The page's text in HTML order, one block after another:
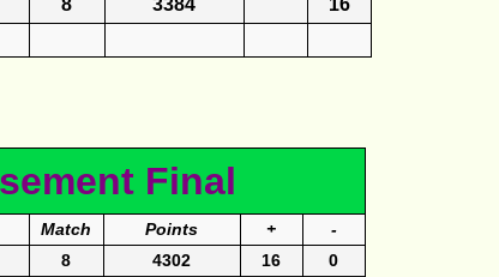
8 3384
16
Final
Match Points +
-
8 4302 16
0